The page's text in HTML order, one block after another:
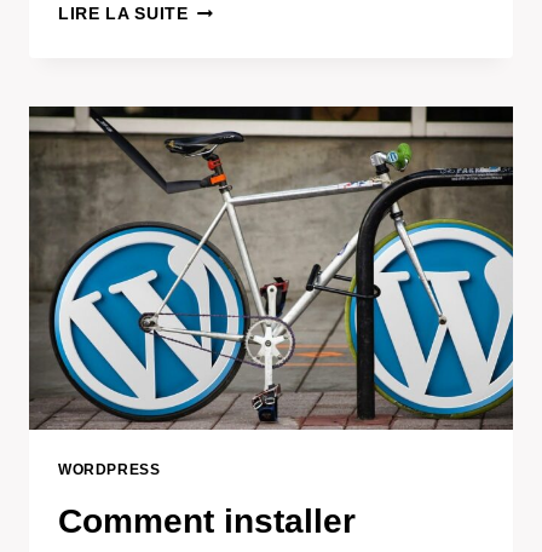
LIRE LA SUITEGÉRER
AVEC
L’ÉDITEUR
DE
BLOCS
WORDPRESS
Comment installer